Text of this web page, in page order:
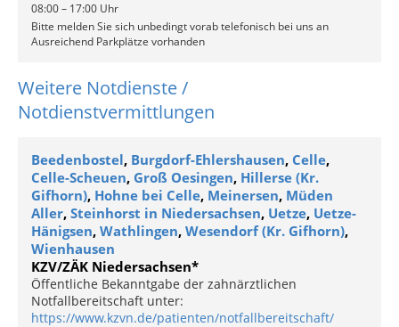
08:00 – 17:00 Uhr
Bitte melden Sie sich unbedingt vorab telefonisch bei uns an
Ausreichend Parkplätze vorhanden
Weitere Notdienste /
Notdienstvermittlungen
Beedenbostel, Burgdorf-Ehlershausen, Celle,
Celle-Scheuen, Groß Oesingen, Hillerse (Kr.
Gifhorn), Hohne bei Celle, Meinersen, Müden
Aller, Steinhorst in Niedersachsen, Uetze, Uetze-
Hänigsen, Wathlingen, Wesendorf (Kr. Gifhorn),
Wienhausen
KZV/ZÄK Niedersachsen*
Öffentliche Bekanntgabe der zahnärztlichen
Notfallbereitschaft unter:
https://www.kzvn.de/patienten/notfallbereitschaft/